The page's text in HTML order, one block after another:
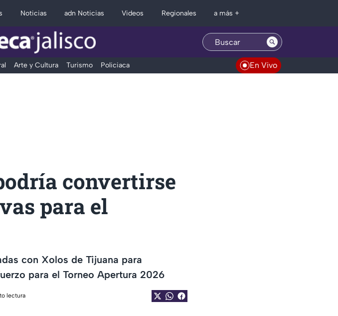
Noticias adn Noticias Videos Regionales a más +
Arte y Cultura Turismo Policiaca En Vivo
convertirse
para el
con Xolos de Tijuana para
para el Torneo Apertura 2026
lectura